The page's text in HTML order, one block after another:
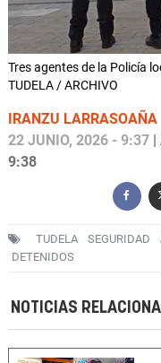
Tres agentes de la Policía
TUDELA / ARCHIVO
IRANZU LARRASOAÑA
22 JUNIO, 2026 - 9:37
9:38
TUDELA SEGURIDAD
DETENIDOS
NOTICIAS